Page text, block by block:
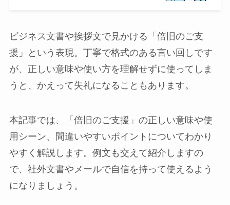
ビジネス文書や挨拶文で見かける「倍旧のご支
援」という表現。丁寧で格式のある言い回しです
が、正しい意味や使い方を理解せずに使ってしま
うと、かえって失礼になることもあります。
本記事では、「倍旧のご支援」の正しい意味や使
用シーン、間違いやすいポイントについてわかり
やすく解説します。例文も交えて紹介しますの
で、社外文書やメールで自信を持って使えるよう
になりましょう。